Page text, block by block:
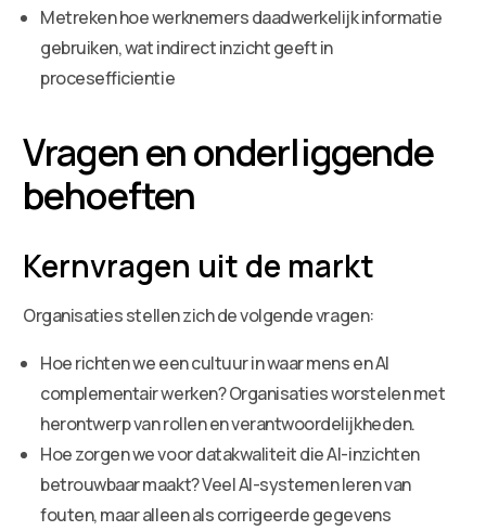
Metreken hoe werknemers daadwerkelijk informatie
gebruiken, wat indirect inzicht geeft in
procesefficientie
Vragen en onderliggende
behoeften
Kernvragen uit de markt
Organisaties stellen zich de volgende vragen:
Hoe richten we een cultuur in waar mens en AI
complementair werken? Organisaties worstelen met
herontwerp van rollen en verantwoordelijkheden.
Hoe zorgen we voor datakwaliteit die AI-inzichten
betrouwbaar maakt? Veel AI-systemen leren van
fouten, maar alleen als corrigeerde gegevens